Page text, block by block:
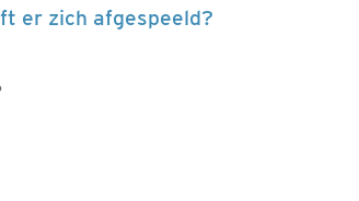
er zich afgespeeld?